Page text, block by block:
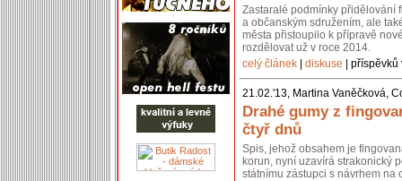
Zastaralé podmínky přidělování
a občanským sdružením, ale
města přistoupilo k přípravě
rozdělovat už v roce 2014.
celý článek
diskuse |
21.02.'13, Martina Vaněčková,
Drahé gumy z
čtyř dnů
Spis, jehož obsahem je
korun, nyní uzavírá strakonický
státnímu zástupci s návrhem na